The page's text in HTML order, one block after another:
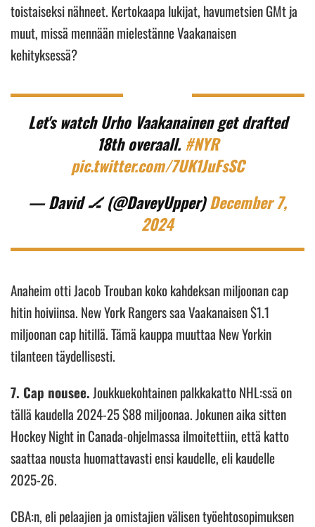
toistaiseksi nähneet. Kertokaapa lukijat, havumetsien GMt ja
muut, missä mennään mielestänne Vaakanaisen
kehityksessä?
Let's watch Urho Vaakanainen get drafted
18th overaall. #NYR
pic.twitter.com/7UK1JuFsSC
— David 🏒 (@DaveyUpper)December 7,
2024
Anaheim otti Jacob Trouban koko kahdeksan miljoonan cap
hitin hoiviinsa. New York Rangers saa Vaakanaisen $1.1
miljoonan cap hitillä. Tämä kauppa muuttaa New Yorkin
tilanteen täydellisesti.
7. Cap nousee.Joukkuekohtainen palkkakatto NHL:ssä on
tällä kaudella 2024-25 $88 miljoonaa. Jokunen aika sitten
Hockey Night in Canada-ohjelmassa ilmoitettiin, että katto
saattaa nousta huomattavasti ensi kaudelle, eli kaudelle
2025-26.
CBA:n, eli pelaajien ja omistajien välisen työehtosopimuksen